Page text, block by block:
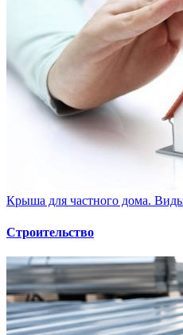
Крыша для частного дома.
Строительство